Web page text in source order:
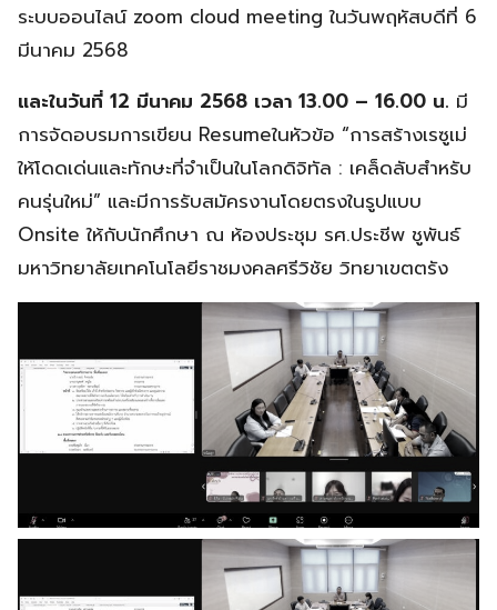
ระบบออนไลน์ zoom cloud meeting ในวันพฤหัสบดีที่ 6
มีนาคม 2568
และในวันที่ 12 มีนาคม 2568 เวลา 13.00 – 16.00 น. มี
การจัดอบรมการเขียน Resumeในหัวข้อ “การสร้างเรซูเม่
ให้โดดเด่นและทักษะที่จำเป็นในโลกดิจิทัล : เคล็ดลับสำหรับ
คนรุ่นใหม่” และมีการรับสมัครงานโดยตรงในรูปแบบ
Onsite ให้กับนักศึกษา ณ ห้องประชุม รศ.ประชีพ ชูพันธ์
มหาวิทยาลัยเทคโนโลยีราชมงคลศรีวิชัย วิทยาเขตตรัง